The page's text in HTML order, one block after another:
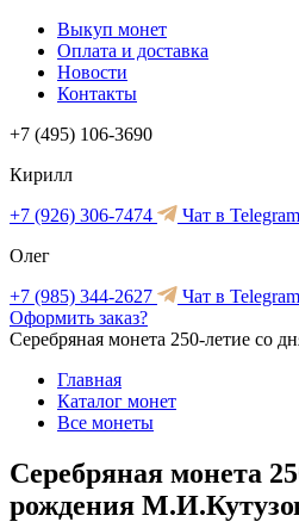
Выкуп монет
Оплата и доставка
Новости
Контакты
+7 (495) 106-3690
Кирилл
+7 (926) 306-7474
Чат в Telegram
Олег
+7 (985) 344-2627
Чат в Telegram
Оформить заказ?
Серебряная монета 250-летие со
Главная
Каталог монет
Все монеты
Серебряная монета
рождения